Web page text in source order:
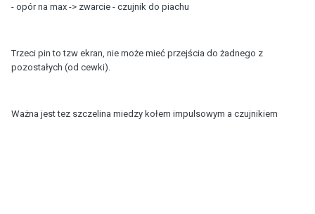
- opór na max -> zwarcie - czujnik do piachu
Trzeci pin to tzw ekran, nie może mieć przejścia do żadnego z
pozostałych (od cewki).
Ważna jest tez szczelina miedzy kołem impulsowym a czujnikiem